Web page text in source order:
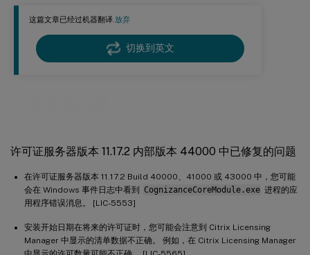
这篇文章已经过机器翻译.放弃
切换到英文
许可证服务器版本 11.17.2 内部版本 44000 中已修复的问题
在许可证服务器版本 11.17.2 Build 40000、41000 或 43000 中，您可能
会在 Windows 事件日志中看到 CognizanceCoreModule.exe 进程的应
用程序错误消息。 [LIC-5553]
安装开始日期在将来的许可证时，您可能会注意到 Citrix Licensing
Manager 中显示的清单数据不正确。 例如，在 Citrix Licensing Manager
许可证服务器版本 11.17.2 内部版本 37000 中已修复的问题
许可证服务器版本 11.17.2 内部版本 36000 中已修复的问题
许可证服务器版本 11.17.2 内部版本 35000 中已修复的问题